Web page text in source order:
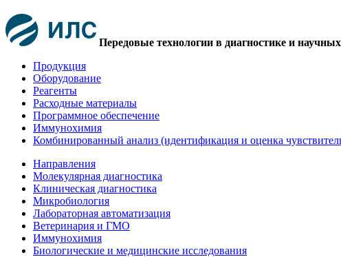
Передовые технологии в диагностике и
Продукция
Оборудование
Реагенты
Расходные материалы
Программное обеспечение
Иммунохимия
Комбинированный анализ (идентификация и оценка
Направления
Молекулярная диагностика
Клиническая диагностика
Микробиология
Лабораторная автоматизация
Ветеринария и ГМО
Иммунохимия
Биологические и медицинские исследования